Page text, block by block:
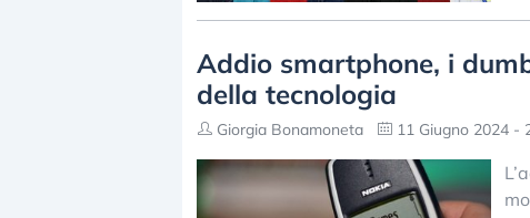
Addio smartphone, i
della tecnologia
Giorgia Bonamoneta 11 Giugno 2024 -